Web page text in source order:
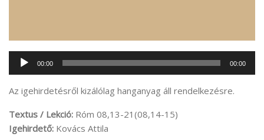
Audió
00:00 00:00
Az igehirdetésről kizálólag hanganyag áll rendelkezésre.
Textus / Lekció: Róm 08,13-21(08,14-15)
Igehirdető: Kovács Attila